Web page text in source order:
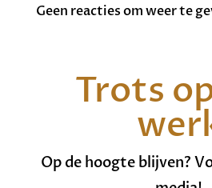
Geen reacties om weer te
Trots
Op de hoogte blijven?